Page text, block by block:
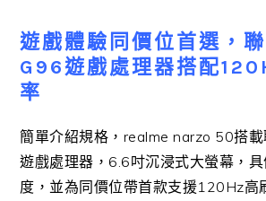
遊戲體驗同價位首選，
G96遊戲處理器搭配
率
簡單介紹規格， realme narzo 50搭
遊戲處理器， 6.6吋沉浸式大螢幕，
度，並為同價位帶首款支援120Hz高